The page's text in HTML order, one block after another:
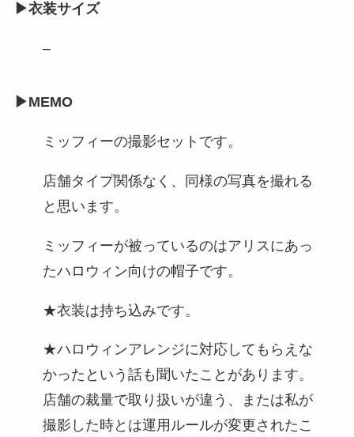
▶衣装サイズ
–
▶MEMO
ミッフィーの撮影セットです。
店舗タイプ関係なく、同様の写真を撮れる
と思います。
ミッフィーが被っているのはアリスにあっ
たハロウィン向けの帽子です。
★衣装は持ち込みです。
★ハロウィンアレンジに対応してもらえな
かったという話も聞いたことがあります。
店舗の裁量で取り扱いが違う、または私が
撮影した時とは運用ルールが変更されたこ